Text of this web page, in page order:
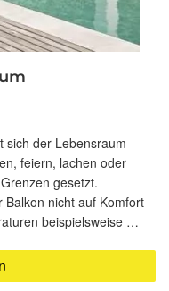
sich der Lebensraum
feiern, lachen oder
gesetzt.
Balkon nicht auf Komfort
beispielsweise …